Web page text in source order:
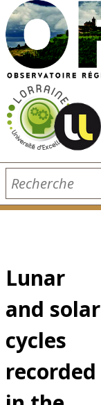
Lunar
and solar
cycles
recorded